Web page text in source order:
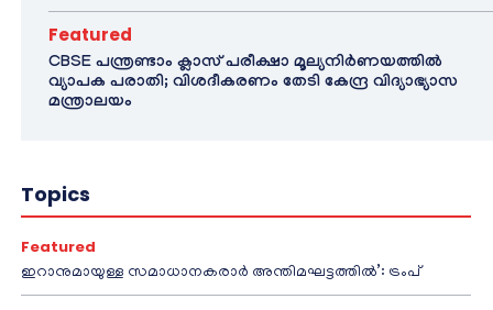
Featured
CBSE പന്ത്രണ്ടാം ക്ലാസ് പരീക്ഷാ മൂല്യനിർണയത്തിൽ
വ്യാപക പരാതി; വിശദീകരണം തേടി കേന്ദ്ര വിദ്യാഭ്യാസ
മന്ത്രാലയം
Topics
Featured
ഇറാനുമായുള്ള സമാധാനകരാർ അന്തിമഘട്ടത്തിൽ‌’: ട്രംപ്